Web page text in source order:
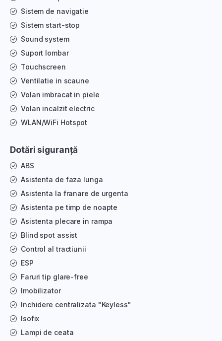
Sistem de navigatie
Sistem start-stop
Sound system
Suport lombar
Touchscreen
Ventilatie in scaune
Volan imbracat in piele
Volan incalzit electric
WLAN/WiFi Hotspot
Dotări siguranță
ABS
Asistenta de faza lunga
Asistenta la franare de urgenta
Asistenta pe timp de noapte
Asistenta plecare in rampa
Blind spot assist
Control al tractiunii
ESP
Faruri tip glare-free
Imobilizator
Inchidere centralizata "Keyless"
Isofix
Lampi de ceata